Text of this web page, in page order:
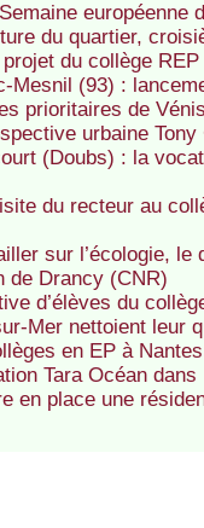
européenne
du quartier,
projet du collège
Mesnil (93) :
prioritaires de
urbaine Tony
(Doubs) : la
du recteur au
sur l’écologie,
de Drancy (CNR)
d’élèves du
Mer nettoient leur
en EP à
Tara Océan
en place une